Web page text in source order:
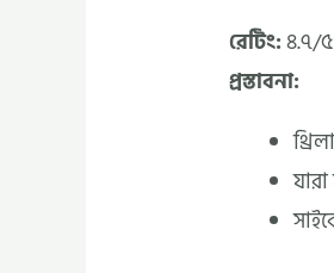
রেটিং:৪.৭/৫
প্রস্তাবনা: